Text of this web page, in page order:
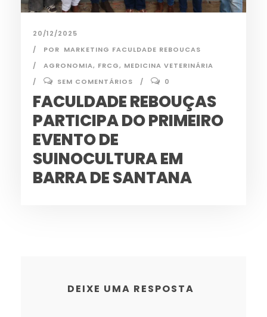
20/12/2025
POR MARKETING FACULDADE REBOUCAS
AGRONOMIA, FRCG, MEDICINA VETERINÁRIA
SEM COMENTÁRIOS
0
FACULDADE REBOUÇAS
PARTICIPA DO PRIMEIRO
EVENTO DE
SUINOCULTURA EM
BARRA DE SANTANA
DEIXE UMA RESPOSTA